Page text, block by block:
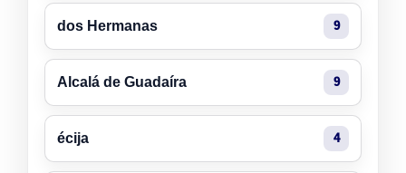
dos Hermanas 9
Alcalá de Guadaíra 9
écija 4